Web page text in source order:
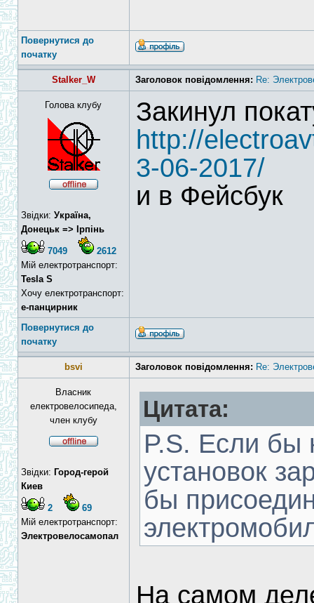
Повернутися до
початку
Stalker_W Заголовок повідомлення: Re:
Голова клубу
Звідки: Україна,
Донецьк => Ірпінь
7049
2612
Мій електротранспорт:
Tesla S
Хочу електротранспорт:
е-панцирник
Закинул
http://
3-06-2017/
и в Фейсбук
Повернутися до
початку
bsvi Заголовок повідомлення: Re:
Власник
електровелосипеда,
член клубу
Звідки: Город-герой
Киев
2
69
Мій електротранспорт:
Электровелосамопал
Цитата:
P.S. Если бы
установок
бы
На самом